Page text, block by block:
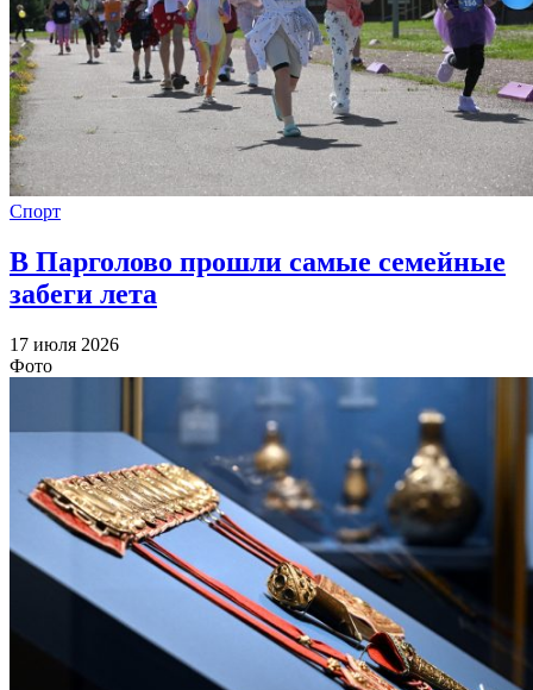
Спорт
В Парголово прошли самые семейные
забеги лета
17 июля 2026
Фото